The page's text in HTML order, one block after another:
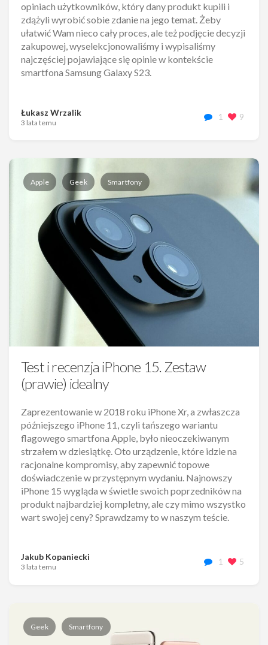
opiniach użytkowników, który dany produkt kupili i
zdążyli wyrobić sobie zdanie na jego temat. Żeby
ułatwić Wam nieco cały proces, ale też podjęcie decyzji
zakupowej, wyselekcjonowaliśmy i wypisaliśmy
najczęściej pojawiające się opinie w kontekście
smartfona Samsung Galaxy S23.
Łukasz Wrzalik
3 lata temu
1 9
Apple Geek Smartfony
Test i recenzja iPhone 15. Zestaw
(prawie) idealny
Zaprezentowanie w 2018 roku iPhone Xr, a zwłaszcza
późniejszego iPhone 11, czyli tańszego wariantu
flagowego smartfona Apple, było nieoczekiwanym
strzałem w dziesiątkę. Oto urządzenie, które idzie na
racjonalne kompromisy, aby zapewnić topowe
doświadczenie w przystępnym wydaniu. Najnowszy
iPhone 15 wygląda w świetle swoich poprzedników na
produkt najbardziej kompletny, ale czy mimo wszystko
wart swojej ceny? Sprawdzamy to w naszym teście.
Jakub Kopaniecki
3 lata temu
1 5
Geek Smartfony